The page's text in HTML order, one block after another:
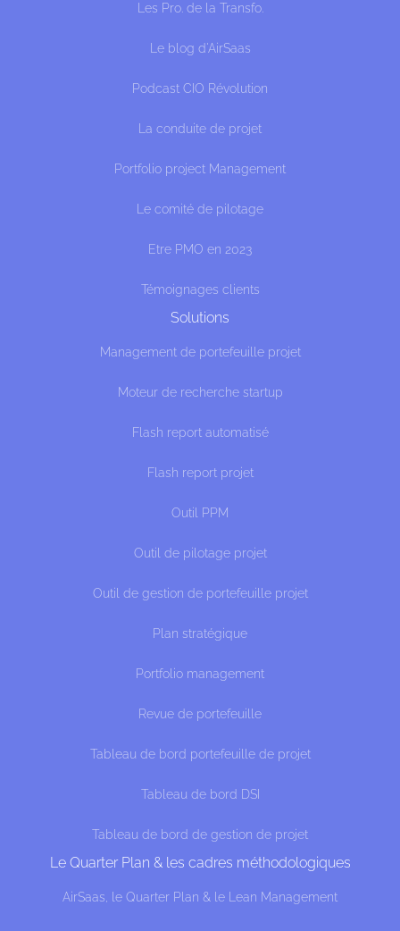
Les Pro. de la Transfo.
Le blog d'AirSaas
Podcast CIO Révolution
La conduite de projet
Portfolio project Management
Le comité de pilotage
Etre PMO en 2023
Témoignages clients
Solutions
Management de portefeuille projet
Moteur de recherche startup
Flash report automatisé
Flash report projet
Outil PPM
Outil de pilotage projet
Outil de gestion de portefeuille projet
Plan stratégique
Portfolio management
Revue de portefeuille
Tableau de bord portefeuille de projet
Tableau de bord DSI
Tableau de bord de gestion de projet
Le Quarter Plan & les cadres méthodologiques
AirSaas, le Quarter Plan & le Lean Management